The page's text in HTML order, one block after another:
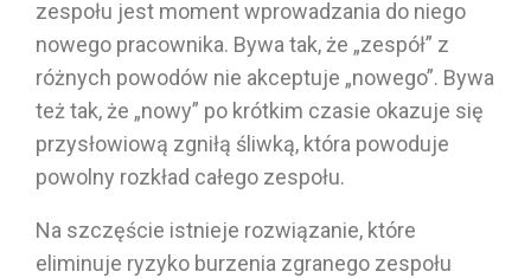
zespołu jest moment wprowadzania do niego
nowego pracownika. Bywa tak, że „zespół” z
różnych powodów nie akceptuje „nowego”. Bywa
też tak, że „nowy” po krótkim czasie okazuje się
przysłowiową zgniłą śliwką, która powoduje
powolny rozkład całego zespołu.
Na szczęście istnieje rozwiązanie, które
eliminuje ryzyko burzenia zgranego zespołu